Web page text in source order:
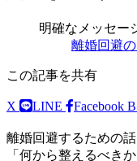
明確なメッセー
離婚回避
この記事を共有
X LINE Facebook
離婚回避するための
「何から整えるべき